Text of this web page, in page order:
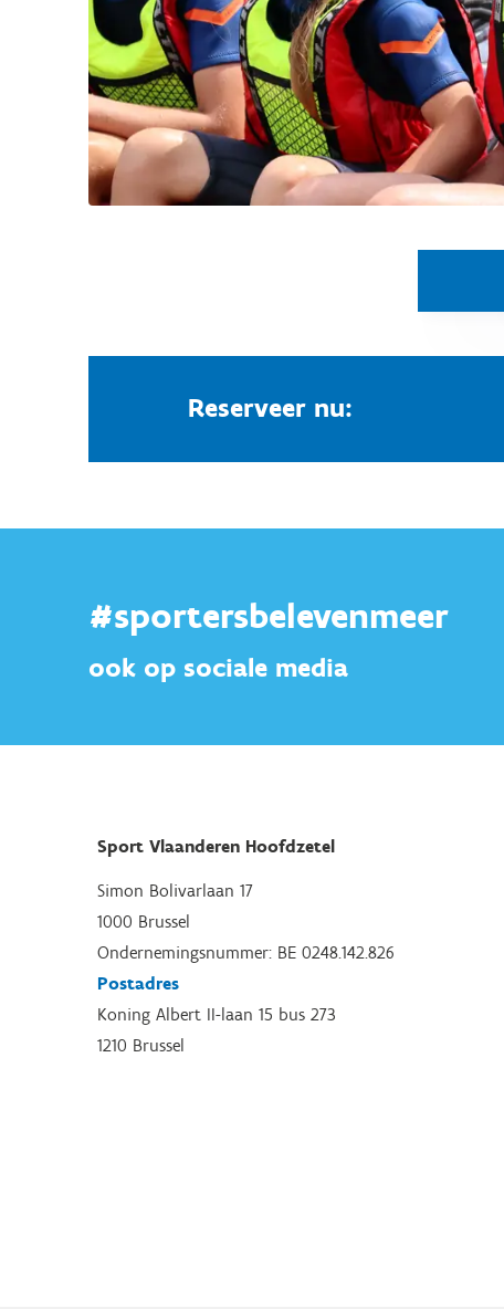
Reserveer nu:
#sportersbelevenmeer
ook op sociale media
Sport Vlaanderen Hoofdzetel
Simon Bolivarlaan 17
1000 Brussel
Ondernemingsnummer: BE 0248.142.826
Postadres
Koning Albert II-laan 15 bus 273
1210 Brussel